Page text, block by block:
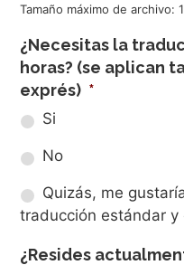
Tamaño máximo de archivo:
¿Necesitas la
horas? (se aplican
exprés) *
Si
No
Quizás, me
traducción estándar y
¿Resides